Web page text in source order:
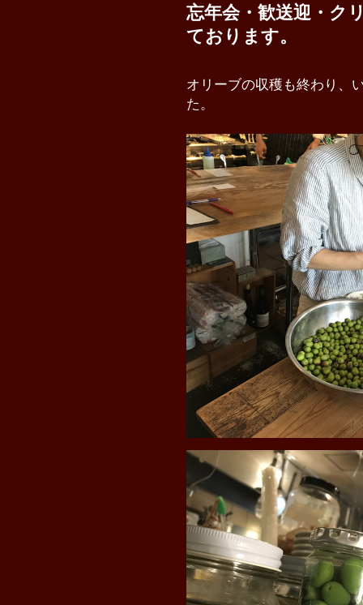
忘年会・歓送迎・ク
ております。
オ リーブの収穫も終わり、
た。